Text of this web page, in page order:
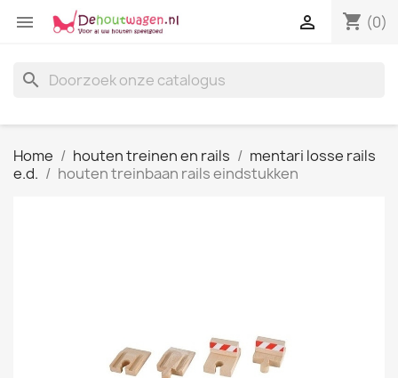
 shopping_cart (0)

search
Home houten treinen en rails
mentari losse rails
e.d.
houten treinbaan rails eindstukken